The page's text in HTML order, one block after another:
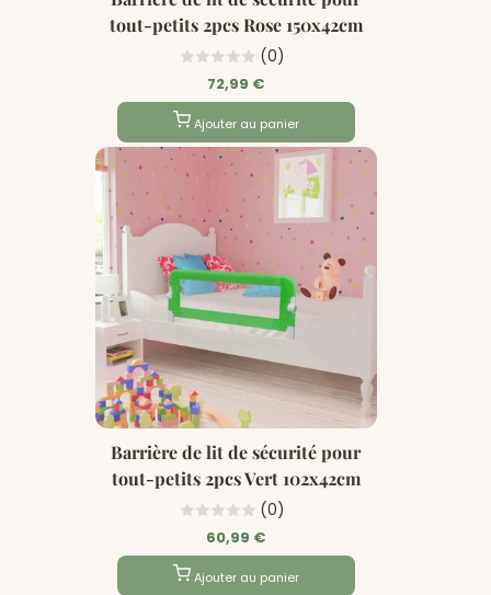
tout-petits 2pcs Rose 150x42cm
(0)
72,99 €
Ajouter au panier
Barrière de lit de sécurité pour
tout-petits 2pcs Vert 102x42cm
(0)
60,99 €
Ajouter au panier